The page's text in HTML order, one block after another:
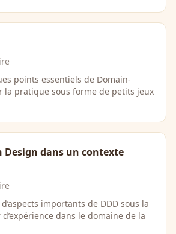
points essentiels de Domain-
la pratique sous forme de petits jeux
Design dans un contexte
importants de DDD sous la
dans le domaine de la